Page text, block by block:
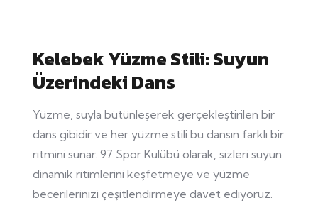
Kelebek Yüzme Stili: Suyun
Üzerindeki Dans
Yüzme, suyla bütünleşerek gerçekleştirilen bir
dans gibidir ve her yüzme stili bu dansın farklı bir
ritmini sunar. 97 Spor Kulübü olarak, sizleri suyun
dinamik ritimlerini keşfetmeye ve yüzme
becerilerinizi çeşitlendirmeye davet ediyoruz.